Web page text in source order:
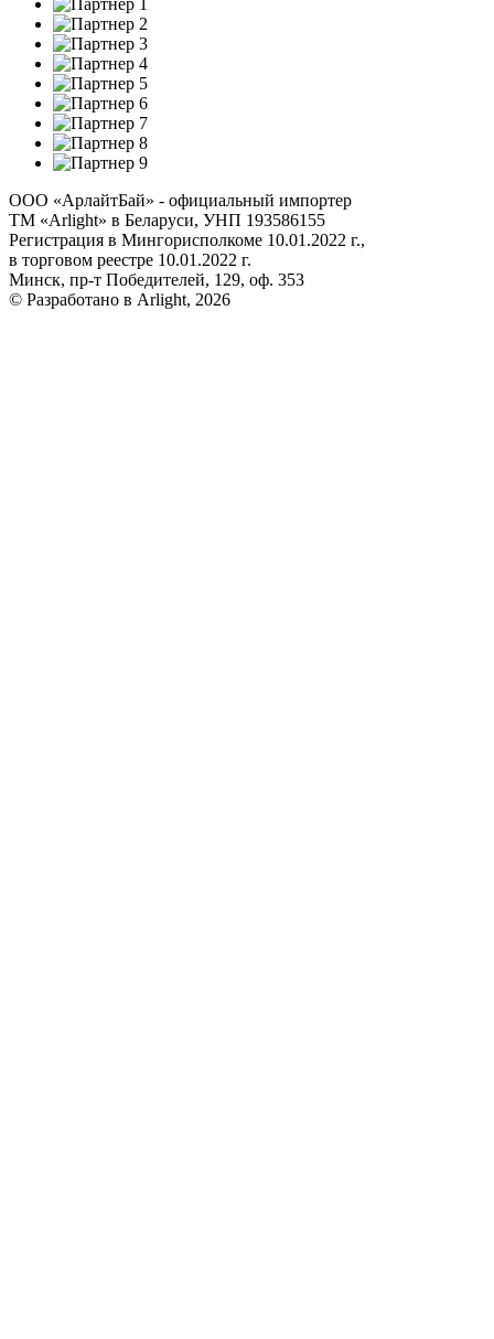
ООО «АрлайтБай» - официальный импортер
ТМ «Arlight» в Беларуси, УНП 193586155
Регистрация в Мингорисполкоме 10.01.2022 г.,
в торговом реестре 10.01.2022 г.
Минск, пр-т Победителей, 129, оф. 353
© Разработано в Arlight, 2026